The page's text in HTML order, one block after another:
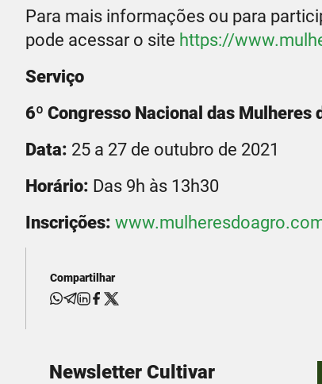
Para mais informações ou para
pode acessar o site https://
Serviço
6º Congresso Nacional das Mulheres
Data: 25 a 27 de outubro de 2021
Horário: Das 9h às 13h30
Inscrições:
Compartilhar
Newsletter Cultivar